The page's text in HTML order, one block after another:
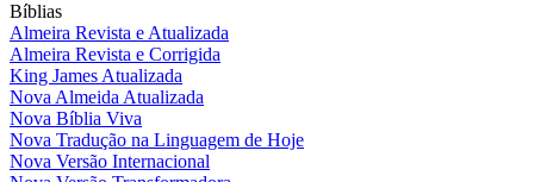
Bíblias
Almeira Revista e Atualizada
Almeira Revista e Corrigida
King James Atualizada
Nova Almeida Atualizada
Nova Bíblia Viva
Nova Tradução na Linguagem de Hoje
Nova Versão Internacional